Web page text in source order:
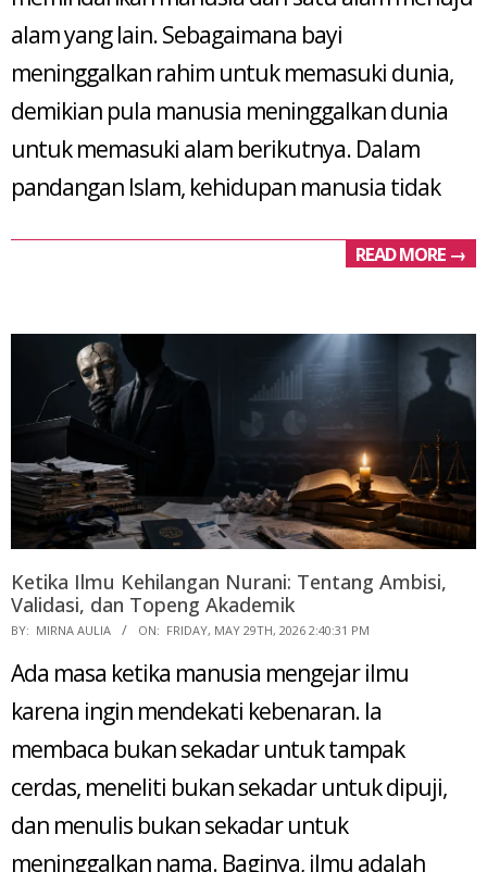
alam yang lain. Sebagaimana bayi
meninggalkan rahim untuk memasuki dunia,
demikian pula manusia meninggalkan dunia
untuk memasuki alam berikutnya. Dalam
pandangan Islam, kehidupan manusia tidak
READ MORE →
Ketika Ilmu Kehilangan Nurani: Tentang Ambisi,
Validasi, dan Topeng Akademik
2026-
29
BY: MIRNA AULIA ON: FRIDAY, MAY 29TH, 2026 2:40:31 PM
Ada masa ketika manusia mengejar ilmu
karena ingin mendekati kebenaran. Ia
membaca bukan sekadar untuk tampak
cerdas, meneliti bukan sekadar untuk dipuji,
dan menulis bukan sekadar untuk
meninggalkan nama. Baginya, ilmu adalah